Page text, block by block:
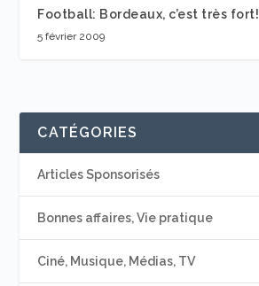
Football: Bordeaux, c’est très fort!
5 février 2009
CATÉGORIES
Articles Sponsorisés
Bonnes affaires, Vie pratique
Ciné, Musique, Médias, TV